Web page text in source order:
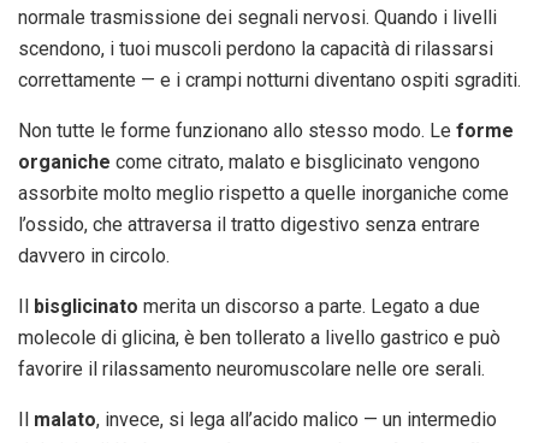
normale trasmissione dei segnali nervosi. Quando i livelli
scendono, i tuoi muscoli perdono la capacità di rilassarsi
correttamente — e i crampi notturni diventano ospiti sgraditi.
Non tutte le forme funzionano allo stesso modo. Le forme
organiche come citrato, malato e bisglicinato vengono
assorbite molto meglio rispetto a quelle inorganiche come
l’ossido, che attraversa il tratto digestivo senza entrare
davvero in circolo.
Il bisglicinato merita un discorso a parte. Legato a due
molecole di glicina, è ben tollerato a livello gastrico e può
favorire il rilassamento neuromuscolare nelle ore serali.
Il malato, invece, si lega all’acido malico — un intermedio